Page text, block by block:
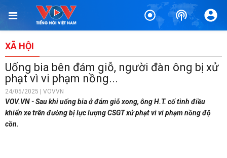
XÃ HỘI
Uống bia bên đám giỗ, người đàn ông bị xử
phạt vì vi phạm nồng...
24/05/2025 | VOVVN
VOV.VN - Sau khi uống bia ở đám giỗ xong, ông H.T. cố tình điều
khiển xe trên đường bị lực lượng CSGT xử phạt vì vi phạm nồng độ
cồn.